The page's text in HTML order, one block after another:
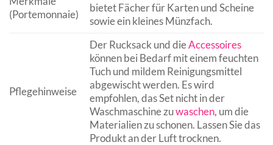
(Portemonnaie)
bietet Fächer für Karten und Scheine
sowie ein kleines Münzfach.
Pflegehinweise
Der Rucksack und dieAccessoires
können bei Bedarf mit einem feuchten
Tuch und mildem Reinigungsmittel
abgewischt werden. Es wird
empfohlen, das Set nicht in der
Waschmaschine zuwaschen, um die
Materialien zu schonen. Lassen Sie das
Produkt an der Luft trocknen.